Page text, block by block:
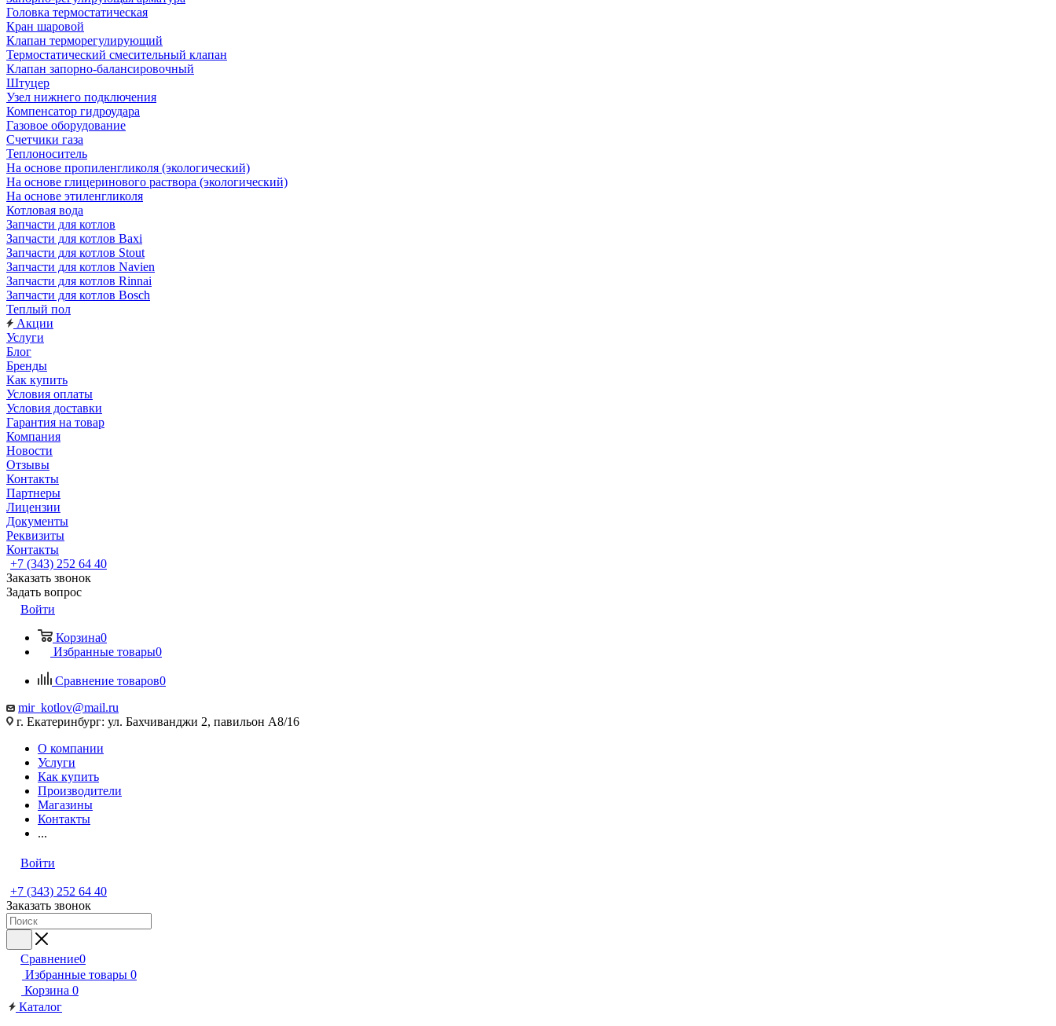
Головка термостатическая
Кран шаровой
Клапан терморегулирующий
Термостатический смесительный клапан
Клапан запорно-балансировочный
Штуцер
Узел нижнего подключения
Компенсатор гидроудара
Газовое оборудование
Счетчики газа
Теплоноситель
На основе пропиленгликоля (экологический)
На основе глицеринового раствора (экологический)
На основе этиленгликоля
Котловая вода
Запчасти для котлов
Запчасти для котлов Baxi
Запчасти для котлов Stout
Запчасти для котлов Navien
Запчасти для котлов Rinnai
Запчасти для котлов Bosch
Теплый пол
Акции
Услуги
Блог
Бренды
Как купить
Условия оплаты
Условия доставки
Гарантия на товар
Компания
Новости
Отзывы
Контакты
Партнеры
Лицензии
Документы
Реквизиты
Контакты
+7 (343) 252 64 40
Заказать звонок
Задать вопрос
Войти
Корзина0
Избранные товары0
Сравнение товаров0
mir_kotlov@mail.ru
г. Екатеринбург: ул. Бахчиванджи 2, павильон А8/16
О компании
Услуги
Как купить
Производители
Магазины
Контакты
...
Войти
+7 (343) 252 64 40
Заказать звонок
Сравнение0
Избранные товары 0
Корзина 0
Каталог